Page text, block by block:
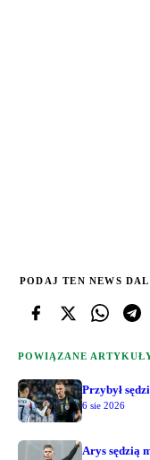
PODAJ TEN NEWS
POWIĄZANE
Przybył
6 sie 2026
Arys sędzią